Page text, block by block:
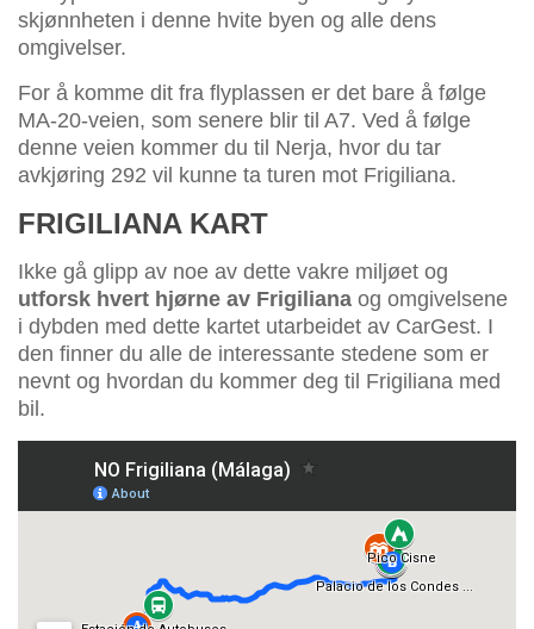
skjønnheten i denne hvite byen og alle dens
omgivelser.
For å komme dit fra flyplassen er det bare å følge
MA-20-veien, som senere blir til A7. Ved å følge
denne veien kommer du til Nerja, hvor du tar
avkjøring 292 vil kunne ta turen mot Frigiliana.
FRIGILIANA KART
Ikke gå glipp av noe av dette vakre miljøet og
utforsk hvert hjørne av Frigiliana og omgivelsene
i dybden med dette kartet utarbeidet av CarGest. I
den finner du alle de interessante stedene som er
nevnt og hvordan du kommer deg til Frigiliana med
bil.